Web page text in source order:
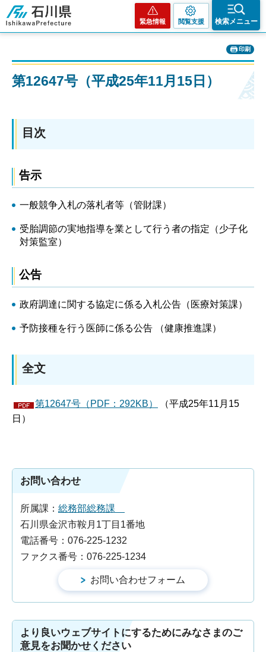
石川県
緊急情報 閲覧支援 検索メニュー
印刷
第12647号（平成25年11月15日）
目次
告示
一般競争入札の落札者等（管財課）
受胎調節の実地指導を業として行う者の指定（少子化
対策監室）
公告
政府調達に関する協定に係る入札公告（医療対策課）
予防接種を行う医師に係る公告 （健康推進課）
全文
第12647号（PDF：292KB）
（平成25年11月15
日）
お問い合わせ
所属課： 総務部総務課
石川県金沢市鞍月1丁目1番地
電話番号：076-225-1232
ファクス番号：076-225-1234
より良いウェブサイトにするためにみなさまのご
意見をお聞かせください